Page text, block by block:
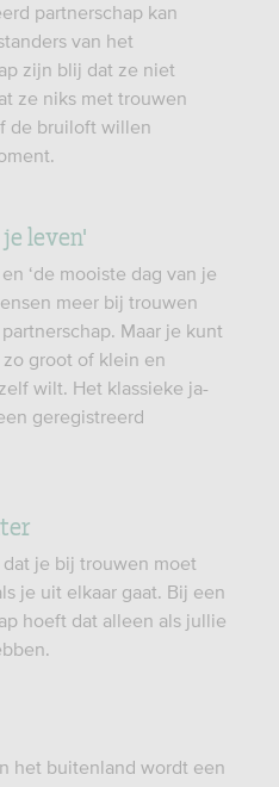
partnerschap kan
van het
zijn blij dat ze niet
ze niks met trouwen
de bruiloft willen
leven'
‘de mooiste dag van je
meer bij trouwen
Maar je kunt
groot of klein en
wilt. Het klassieke ja-
geregistreerd
je bij trouwen moet
je uit elkaar gaat. Bij een
hoeft dat alleen als jullie
het buitenland wordt een